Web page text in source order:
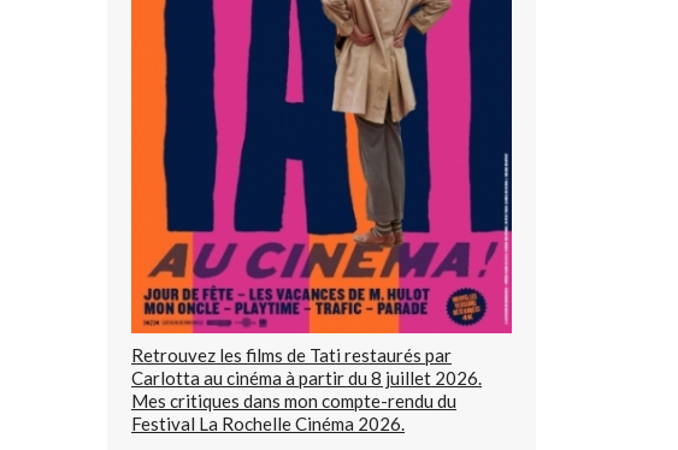
Retrouvez les films de Tati restaurés par
Carlotta au cinéma à partir du 8 juillet 2026.
Mes critiques dans mon compte-rendu du
Festival La Rochelle Cinéma 2026.